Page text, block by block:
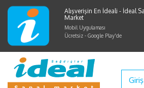
Alışverişin En İdeali - İdeal
Market
Mobil Uygulaması
Ücretsiz - Google Play'de